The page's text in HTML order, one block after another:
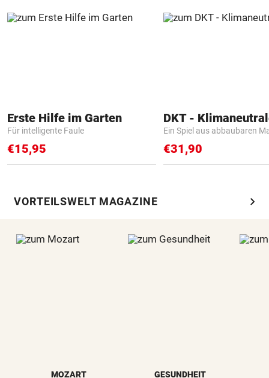
Erste Hilfe im Garten
Für intelligente Faule
€15,95
Ein Spiel aus abbaubaren
€31,90
VORTEILSWELT MAGAZINE chevron_right
MOZART GESUNDHEIT